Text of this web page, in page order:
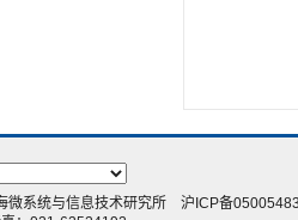
微系统与信息技术研究所 沪ICP备